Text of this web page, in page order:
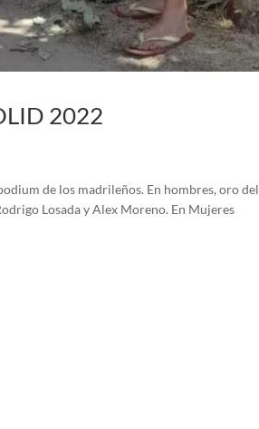
2022
de los madrileños. En hombres, oro del
Losada y Alex Moreno. En Mujeres